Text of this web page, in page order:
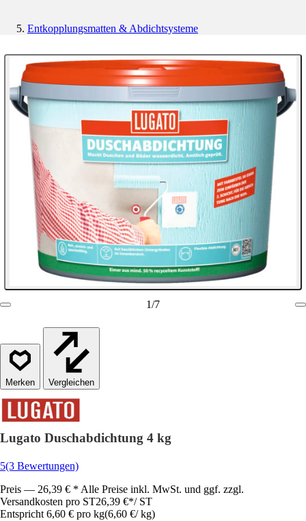
Entkopplungsmatten & Abdichtsysteme
1/7
Vergleichen
Lugato Duschabdichtung 4 kg
5(3 Bewertungen)
Preis — 26,39 € * Alle Preise inkl. MwSt. und ggf. zzgl.
Versandkosten pro ST26,39 €*/ ST
Entspricht 6,60 € pro kg(6,60 €/ kg)